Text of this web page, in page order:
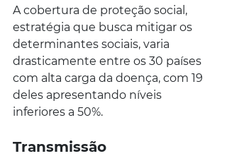
A cobertura de proteção social,
estratégia que busca mitigar os
determinantes sociais, varia
drasticamente entre os 30 países
com alta carga da doença, com 19
deles apresentando níveis
inferiores a 50%.
Transmissão